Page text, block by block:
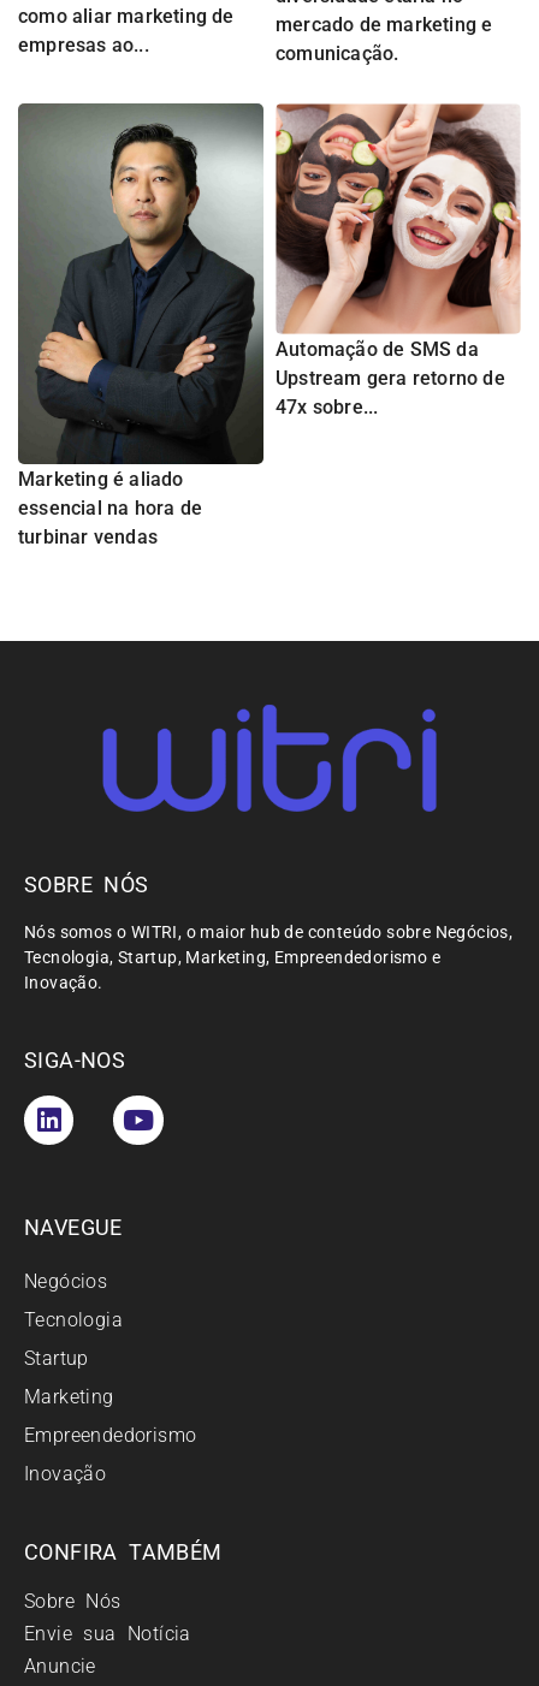
como aliar marketing de
empresas ao...
mercado de marketing e
comunicação.
Marketing é aliado
essencial na hora de
turbinar vendas
Automação de SMS da
Upstream gera retorno de
47x sobre...
SOBRE NÓS
Nós somos o WITRI, o maior hub de conteúdo sobre Negócios,
Tecnologia, Startup, Marketing, Empreendedorismo e
Inovação.
SIGA-NOS
NAVEGUE
Negócios
Tecnologia
Startup
Marketing
Empreendedorismo
Inovação
CONFIRA TAMBÉM
Sobre Nós
Envie sua Notícia
Anuncie